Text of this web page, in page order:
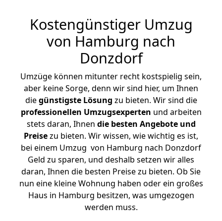
Kostengünstiger Umzug
von Hamburg nach
Donzdorf
Umzüge können mitunter recht kostspielig sein,
aber keine Sorge, denn wir sind hier, um Ihnen
diegünstigste Lösung zu bieten. Wir sind die
professionellen Umzugsexperten und arbeiten
stets daran, Ihnen die besten Angebote und
Preisezu bieten. Wir wissen, wie wichtig es ist,
bei einem Umzug von Hamburg nach Donzdorf
Geld zu sparen, und deshalb setzen wir alles
daran, Ihnen die besten Preise zu bieten. Ob Sie
nun eine kleine Wohnung haben oder ein großes
Haus in Hamburg besitzen, was umgezogen
werden muss.